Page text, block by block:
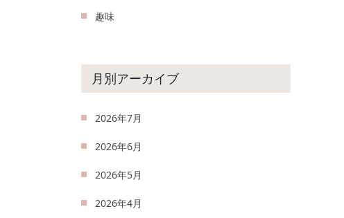
趣味
月別アーカイブ
2026年7月
2026年6月
2026年5月
2026年4月